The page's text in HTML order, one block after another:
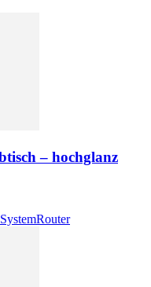
– hochglanz
Router